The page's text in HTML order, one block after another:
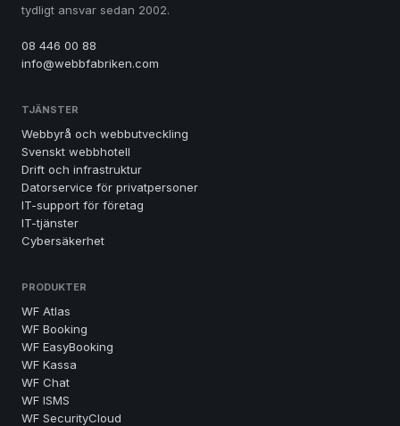
tydligt ansvar sedan 2002.
08 446 00 88
info@webbfabriken.com
TJÄNSTER
Webbyrå och webbutveckling
Svenskt webbhotell
Drift och infrastruktur
Datorservice för privatpersoner
IT-support för företag
IT-tjänster
Cybersäkerhet
PRODUKTER
WF Atlas
WF Booking
WF EasyBooking
WF Kassa
WF Chat
WF ISMS
WF SecurityCloud